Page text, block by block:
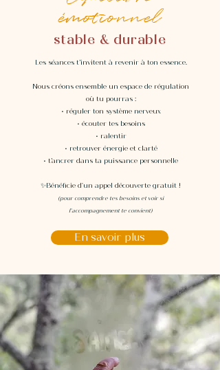
émotionnel
stable & durable
Les séances t’invitent à revenir à ton essence.
Nous créons ensemble un espace de régulation
où tu pourras :
• réguler ton système nerveux
• écouter tes besoins
• ralentir
• retrouver énergie et clarté
• t’ancrer dans ta puissance personnelle
✨Bénéficie d'un appel découverte gratuit !
(pour comprendre tes besoins et voir si
l’accompagnement te convient)
En savoir plus